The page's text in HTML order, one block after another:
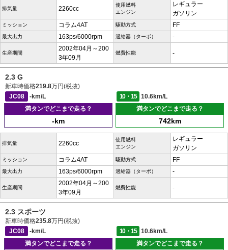
排気量 2260cc
使用燃料
エンジン
レギュラー
ガソリン
ミッション コラム4AT 駆動方式 FF
最大出力 163ps/6000rpm 過給器（ターボ） -
生産期間
2002年04月～200
3年09月
燃費性能 -
2.3 G
新車時価格219.8万円(税抜)
JC08
-km/L 10・15
10.6km/L
満タンでどこまで走る？
-km
満タンでどこまで走る？
742km
排気量 2260cc
使用燃料
エンジン
レギュラー
ガソリン
ミッション コラム4AT 駆動方式 FF
最大出力 163ps/6000rpm 過給器（ターボ） -
生産期間
2002年04月～200
3年09月
燃費性能 -
2.3 スポーツ
新車時価格235.8万円(税抜)
JC08
-km/L 10・15
10.6km/L
満タンでどこまで走る？
満タンでどこまで走る？